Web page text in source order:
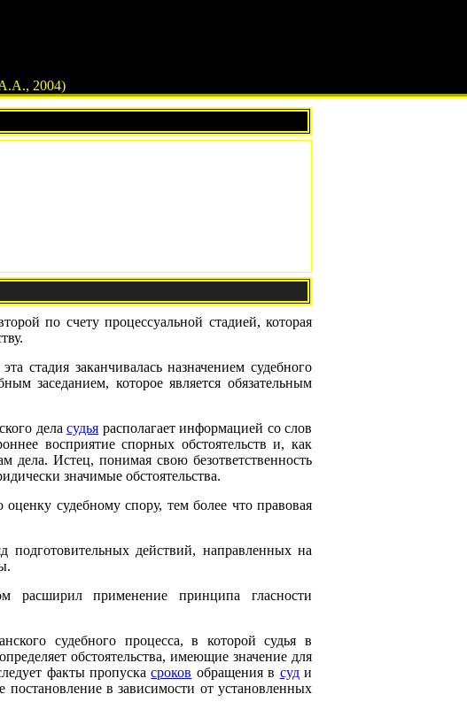
2004)
по счету процессуальной стадией, которая
стадия заканчивалась назначением судебного
заседанием, которое является обязательным
деласудья располагает информацией со слов
восприятие спорных обстоятельств и, как
дела. Истец, понимая свою безответственность
значимые обстоятельства.
судебному спору, тем более что правовая
подготовительных действий, направленных на
расширил применение принципа гласности
судебного процесса, в которой судья в
обстоятельства, имеющие значение для
факты пропускасроков обращения в суди
постановление в зависимости от установленных